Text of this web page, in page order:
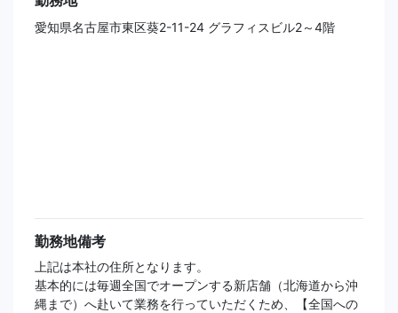
愛知県名古屋市東区葵2-11-24 グラフィスビル2～4階
勤務地備考
上記は本社の住所となります。
基本的には毎週全国でオープンする新店舗（北海道から沖
縄まで）へ赴いて業務を行っていただくため、【全国への